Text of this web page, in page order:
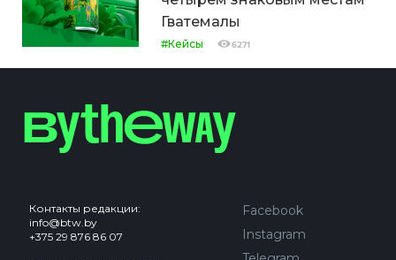
Гватемалы
#Кейсы 6271
Контакты редакции:
info@btw.by
+375 29 876 86 07
Facebook
Instagram